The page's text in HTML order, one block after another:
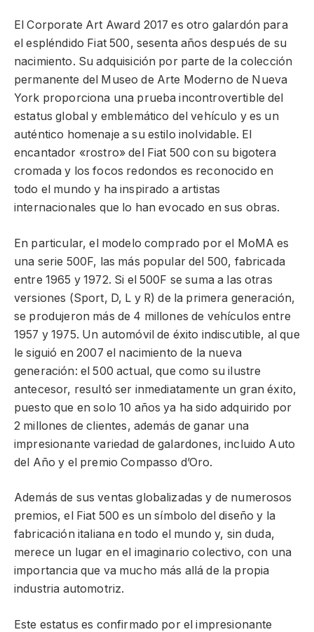
El Corporate Art Award 2017 es otro galardón para
el espléndido Fiat 500, sesenta años después de su
nacimiento. Su adquisición por parte de la colección
permanente del Museo de Arte Moderno de Nueva
York proporciona una prueba incontrovertible del
estatus global y emblemático del vehículo y es un
auténtico homenaje a su estilo inolvidable. El
encantador «rostro» del Fiat 500 con su bigotera
cromada y los focos redondos es reconocido en
todo el mundo y ha inspirado a artistas
internacionales que lo han evocado en sus obras.
En particular, el modelo comprado por el MoMA es
una serie 500F, las más popular del 500, fabricada
entre 1965 y 1972. Si el 500F se suma a las otras
versiones (Sport, D, L y R) de la primera generación,
se produjeron más de 4 millones de vehículos entre
1957 y 1975. Un automóvil de éxito indiscutible, al que
le siguió en 2007 el nacimiento de la nueva
generación: el 500 actual, que como su ilustre
antecesor, resultó ser inmediatamente un gran éxito,
puesto que en solo 10 años ya ha sido adquirido por
2 millones de clientes, además de ganar una
impresionante variedad de galardones, incluido Auto
del Año y el premio Compasso d’Oro.
Además de sus ventas globalizadas y de numerosos
premios, el Fiat 500 es un símbolo del diseño y la
fabricación italiana en todo el mundo y, sin duda,
merece un lugar en el imaginario colectivo, con una
importancia que va mucho más allá de la propia
industria automotriz.
Este estatus es confirmado por el impresionante